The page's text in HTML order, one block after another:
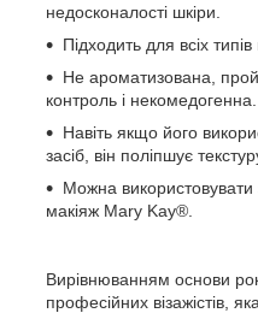
недосконалості шкіри.
Підходить для всіх
Не ароматизована,
контроль і некомедогенна.
Навіть якщо його
засіб, він поліпшує
Можна використовувати
макіяж Mary Kay®.
Вирівнюванням основи
професійних візажістів,